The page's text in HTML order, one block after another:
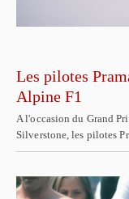
Les pilotes
Alpine F1
A l'occasion du Grand
Silverstone, les pilotes